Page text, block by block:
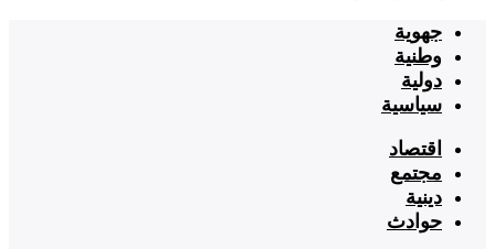
جهوية
وطنية
دولية
سياسية
اقتصاد
مجتمع
دينية
حوادث